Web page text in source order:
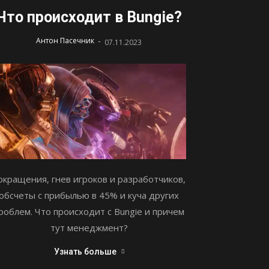
происходит в Bungie?
Антон Пасечник - 07.11.2023
гнев игроков и разработчиков,
с прибылью в 45% и куча других
Что происходит с Bungie и причем
тут менеджмент?
Узнать больше